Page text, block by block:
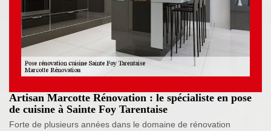
Artisan Marcotte Rénovation : le spécialiste en pose
de cuisine à Sainte Foy Tarentaise
Forte de plusieurs années dans le domaine de rénovation